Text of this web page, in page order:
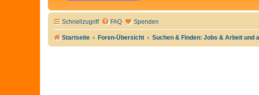
Schnellzugriff FAQ Spenden
Startseite Foren-Übersicht Suchen & Finden: Jobs & Arbeit und